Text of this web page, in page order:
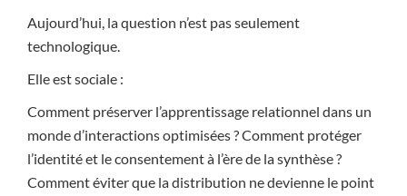
Aujourd’hui, la question n’est pas seulement
technologique.
Elle est sociale :
Comment préserver l’apprentissage relationnel dans un
monde d’interactions optimisées ? Comment protéger
l’identité et le consentement à l’ère de la synthèse ?
Comment éviter que la distribution ne devienne le point